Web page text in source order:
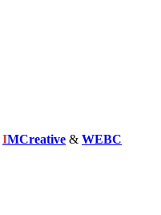
IMCreative & WEBC